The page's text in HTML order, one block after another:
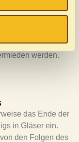
darauf hin, dass
in den USA
Daten, den damit
finden
und unter "Details
allem darum, das
gut vor Kälte,
sind und
werden.
das Ende der
in Gläser ein.
den Folgen des